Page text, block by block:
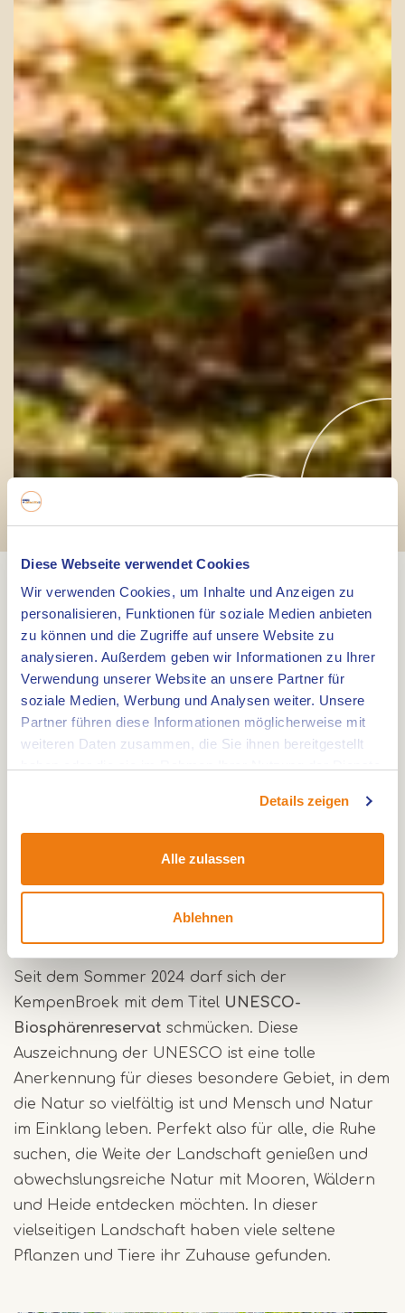
Diese Webseite verwendet Cookies
Wir verwenden Cookies, um Inhalte und Anzeigen zu
personalisieren, Funktionen für soziale Medien anbieten
zu können und die Zugriffe auf unsere Website zu
analysieren. Außerdem geben wir Informationen zu Ihrer
Verwendung unserer Website an unsere Partner für
soziale Medien, Werbung und Analysen weiter. Unsere
Partner führen diese Informationen möglicherweise mit
weiteren Daten zusammen, die Sie ihnen bereitgestellt
Details zeigen
Alle zulassen
Ablehnen
KempenBroek
Natur ohne Grenzen
Wo Belgisch und Niederländisch Limburg und
Nordbrabant aufeinandertreffen, liegt der
KempenBroek. Ein riesiges Naturschutzgebiet von
25.000 Hektar, das so groß ist wie kaum ein
anderes in Flandern und den Niederlanden. Auf
niederländischer Seite gehören Cranendonck,
Nederweert und Weert dazu, auf belgischer Seite
KempenBroek vor allem eins: pure Natur und
Seit dem Sommer 2024 darf sich der
KempenBroek mit dem Titel UNESCO-
Biosphärenreservat schmücken. Diese
Auszeichnung der UNESCO ist eine tolle
Anerkennung für dieses besondere Gebiet, in dem
die Natur so vielfältig ist und Mensch und Natur
im Einklang leben. Perfekt also für alle, die Ruhe
suchen, die Weite der Landschaft genießen und
abwechslungsreiche Natur mit Mooren, Wäldern
und Heide entdecken möchten. In dieser
vielseitigen Landschaft haben viele seltene
Pflanzen und Tiere ihr Zuhause gefunden.